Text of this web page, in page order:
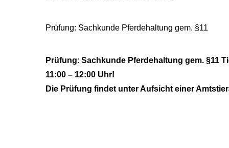
Prüfung: Sachkunde Pferdehaltung gem. §11
Prüfung: Sachkunde Pferdehaltung gem. §11
11:00 – 12:00 Uhr!
Die Prüfung findet unter Aufsicht einer